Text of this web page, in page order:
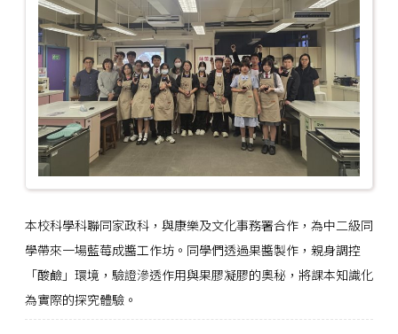
本校科學科聯同家政科，與康樂及文化事務署合作，為中二級同
學帶來一場藍莓成醬工作坊。同學們透過果醬製作，親身調控
「酸鹼」環境，驗證滲透作用與果膠凝膠的奧秘，將課本知識化
為實際的探究體驗。